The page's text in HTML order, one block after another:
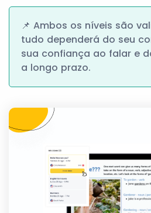
📌 Ambos os níveis são
tudo dependerá do seu
sua confiança ao falar e
a longo prazo.